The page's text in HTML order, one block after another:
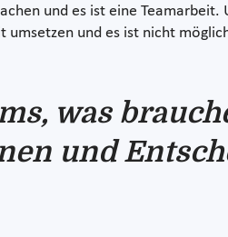
und es ist eine
und es ist nicht
was
und